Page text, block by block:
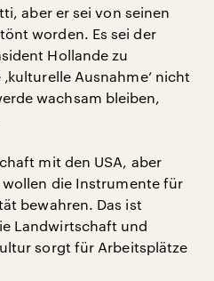
aber er sei von seinen
worden. Es sei der
Hollande zu
Ausnahme‘ nicht
wachsam bleiben,
mit den USA, aber
die Instrumente für
bewahren. Das ist
Landwirtschaft und
sorgt für Arbeitsplätze